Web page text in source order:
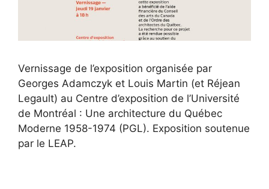
Vernissage de l’exposition organisée par
Georges Adamczyk et Louis Martin (et Réjean
Legault) au Centre d’exposition de l’Université
de Montréal : Une architecture du Québec
Moderne 1958-1974 (PGL). Exposition soutenue
par le LEAP.